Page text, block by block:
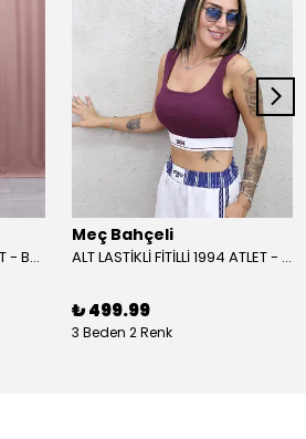
AĞARTMALI SALAŞ T-SHİRT - BEYAZ
Meç Bahçeli
ALT LASTİKLİ FİTİLLİ 1994 ATLET - BORDO
₺ 499.99
3 Beden 2 Renk